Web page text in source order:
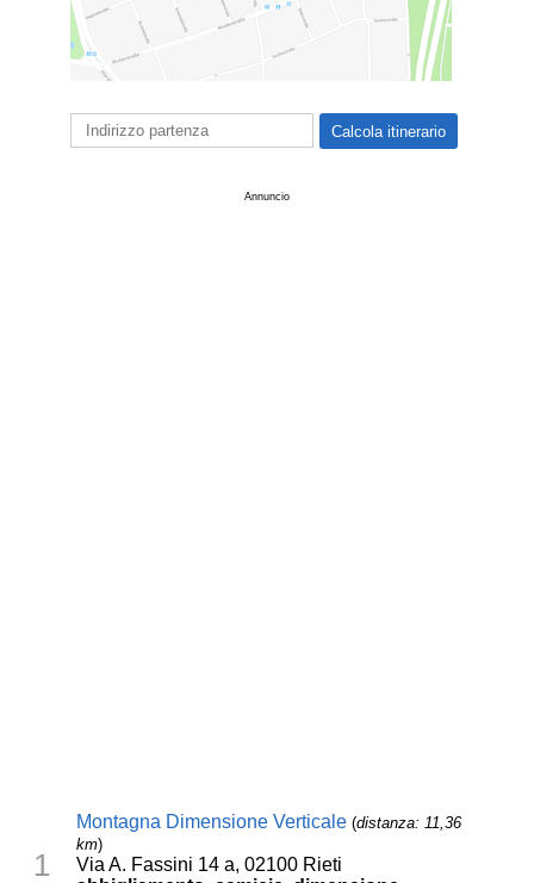
Annuncio
1
Montagna Dimensione Verticale (distanza: 11,36
km)
Via A. Fassini 14 a, 02100 Rieti